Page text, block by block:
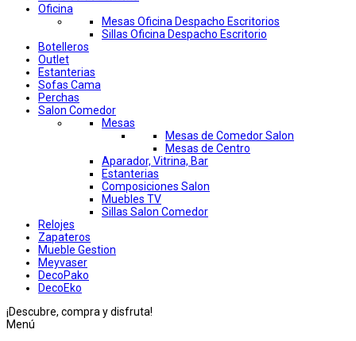
Oficina
Mesas Oficina Despacho Escritorios
Sillas Oficina Despacho Escritorio
Botelleros
Outlet
Estanterias
Sofas Cama
Perchas
Salon Comedor
Mesas
Mesas de Comedor Salon
Mesas de Centro
Aparador, Vitrina, Bar
Estanterias
Composiciones Salon
Muebles TV
Sillas Salon Comedor
Relojes
Zapateros
Mueble Gestion
Meyvaser
DecoPako
DecoEko
¡Descubre, compra y disfruta!
Menú